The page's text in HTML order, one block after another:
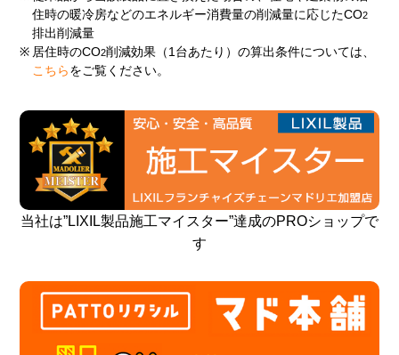
住時の暖冷房などのエネルギー消費量の削減量に応じたCO2
排出削減量
※ 居住時のCO2削減効果（1台あたり）の算出条件については、
こちら をご覧ください。
当社は”LIXIL製品施工マイスター”達成のPROショップで
す